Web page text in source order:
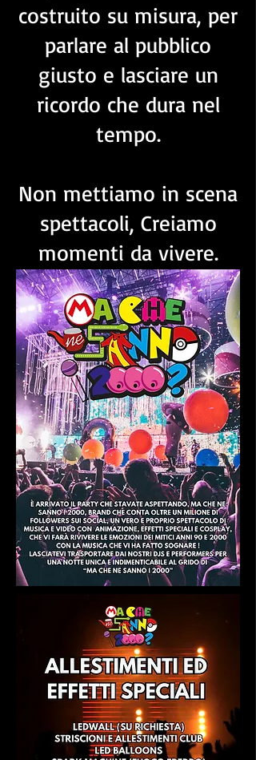
costruito su misura, per
parlare al pubblico
giusto e lasciare un
ricordo che dura nel
tempo.
Non mettiamo in scena
spettacoli, Creiamo
momenti da vivere.